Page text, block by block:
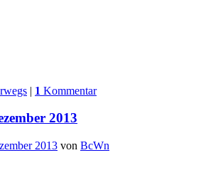
| 1 Kommentar
2013
2013 von BcWn